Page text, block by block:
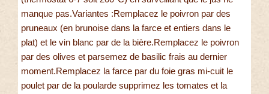
manque pas.Variantes :Remplacez le poivron par des
pruneaux (en brunoise dans la farce et entiers dans le
plat) et le vin blanc par de la bière.Remplacez le poivron
par des olives et parsemez de basilic frais au dernier
moment.Remplacez la farce par du foie gras mi-cuit le
poulet par de la poularde supprimez les tomates et la